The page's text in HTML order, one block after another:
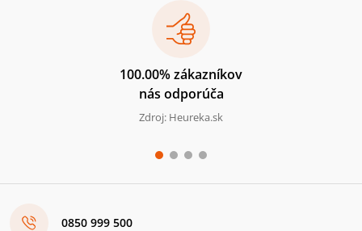
100.00% zákazníkov
nás odporúča
Zdroj: Heureka.sk
0850 999 500